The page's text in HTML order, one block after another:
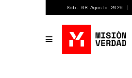
Sáb. 08 Agosto 2026
Toggle
navigation